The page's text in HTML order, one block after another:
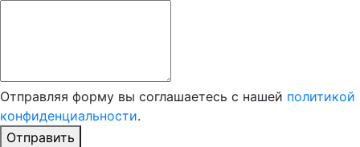
Отправляя форму вы соглашаетесь с нашей политикой
конфиденциальности.
Отправить